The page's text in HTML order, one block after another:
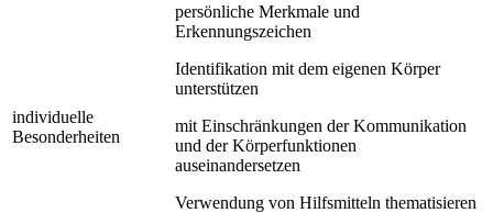
individuelle
Besonderheiten
persönliche Merkmale und
Erkennungszeichen
Identifikation mit dem eigenen Körper
unterstützen
mit Einschränkungen der Kommunikation
und der Körperfunktionen
auseinandersetzen
Verwendung von Hilfsmitteln thematisieren